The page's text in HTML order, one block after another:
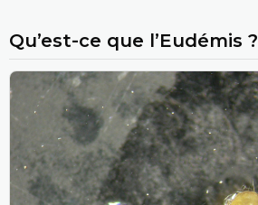
Qu’est-ce que l’Eudémis ?